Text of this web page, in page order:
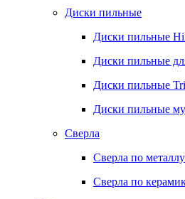
Диски пильные
Диски пильные
Диски пильные
Диски пильные
Диски пильные
Сверла
Сверла по металлу
Сверла по